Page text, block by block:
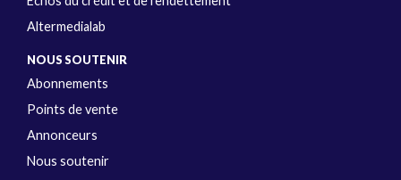
Altermedialab
NOUS SOUTENIR
Abonnements
Points de vente
Annonceurs
Nous soutenir